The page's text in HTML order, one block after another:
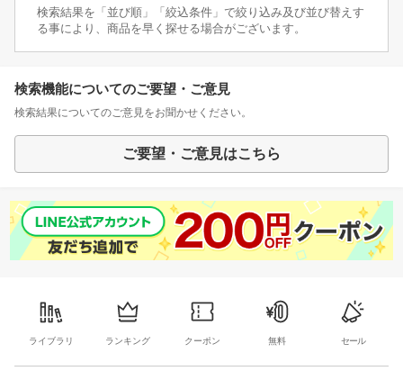
検索結果を「並び順」「絞込条件」で絞り込み及び並び替えす
る事により、商品を早く探せる場合がございます。
検索機能についてのご要望・ご意見
検索結果についてのご意見をお聞かせください。
ご要望・ご意見はこちら
ライブラリ ランキング クーポン 無料 セール